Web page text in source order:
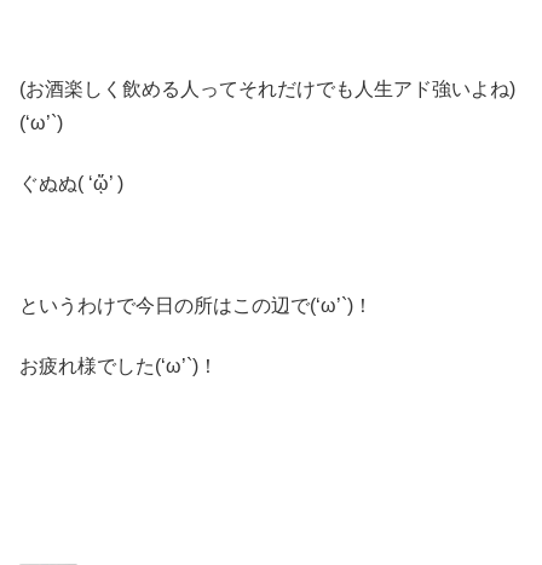
(お酒楽しく飲める人ってそれだけでも人生アド強いよね)
(‘ω’`)
ぐぬぬ( ‘ᾥ’ )
というわけで今日の所はこの辺で(‘ω’`)！
お疲れ様でした(‘ω’`)！